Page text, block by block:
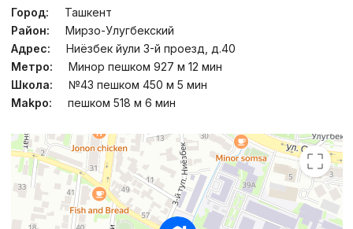
Город:
Ташкент
Район:
Мирзо-Улугбекский
Адрес:
Ниёзбек йули 3-й проезд, д.40
Метро:
Минор пешком 927 м 12 мин
Школа:
№43 пешком 450 м 5 мин
Мakpo:
пешком 518 м 6 мин